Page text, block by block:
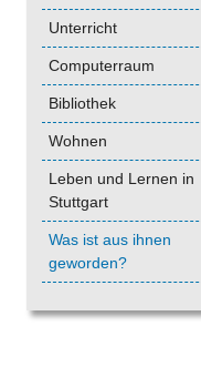
Unterricht
Computerraum
Bibliothek
Wohnen
Leben und Lernen in
Stuttgart
Was ist aus ihnen
geworden?